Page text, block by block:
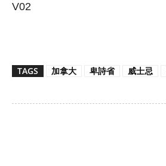
V02
TAGS 加拿大 卑詩省 威士忌